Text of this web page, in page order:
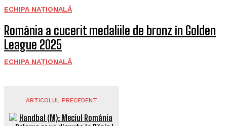
ECHIPA NAȚIONALĂ
România a cucerit medaliile de bronz în Golden
League 2025
ECHIPA NAȚIONALĂ
ARTICOLUL PRECEDENT